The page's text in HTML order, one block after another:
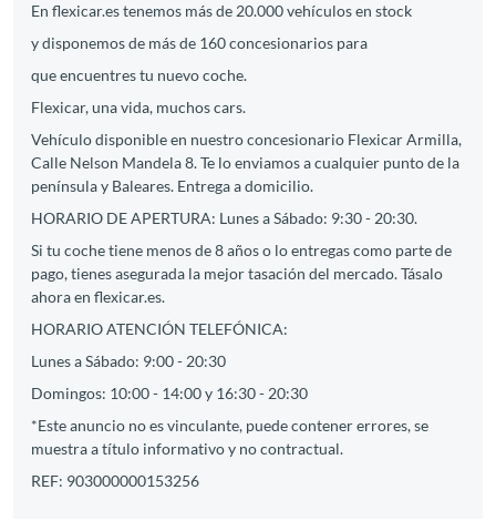
En flexicar.es tenemos más de 20.000 vehículos en stock
y disponemos de más de 160 concesionarios para
que encuentres tu nuevo coche.
Flexicar, una vida, muchos cars.
Vehículo disponible en nuestro concesionario Flexicar Armilla,
Calle Nelson Mandela 8. Te lo enviamos a cualquier punto de la
península y Baleares. Entrega a domicilio.
HORARIO DE APERTURA: Lunes a Sábado: 9:30 - 20:30.
Si tu coche tiene menos de 8 años o lo entregas como parte de
pago, tienes asegurada la mejor tasación del mercado. Tásalo
ahora en flexicar.es.
HORARIO ATENCIÓN TELEFÓNICA:
Lunes a Sábado: 9:00 - 20:30
Domingos: 10:00 - 14:00 y 16:30 - 20:30
*Este anuncio no es vinculante, puede contener errores, se
muestra a título informativo y no contractual.
REF: 903000000153256